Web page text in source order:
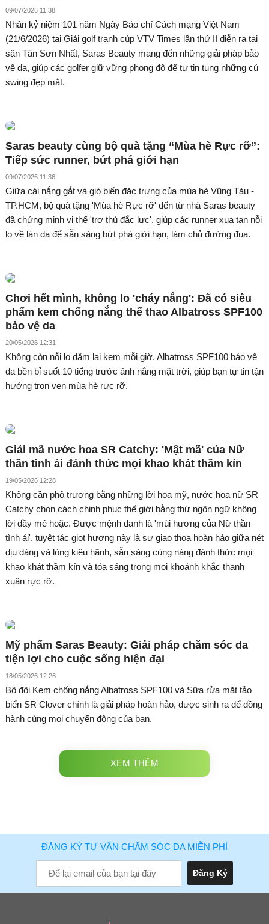
09/07/2026 11:38
Nhân kỷ niệm 101 năm Ngày Báo chí Cách mạng Việt Nam
(21/6/2026) tại Giải golf tranh cúp VTV Times lần thứ II diễn ra tại
sân Tân Sơn Nhất, Saras Beauty mang đến những giải pháp bảo
vệ da, giúp các golfer giữ vững phong độ để tự tin tung những cú
swing đẹp mắt.
Saras beauty cùng bộ quà tặng “Mùa hè Rực rỡ”:
Tiếp sức runner, bứt phá giới hạn
09/07/2026 11:36
Giữa cái nắng gắt và gió biển đặc trưng của mùa hè Vũng Tàu -
TP.HCM, bộ quà tặng 'Mùa hè Rực rỡ' đến từ nhà Saras beauty
đã chứng minh vị thế 'trợ thủ đắc lực', giúp các runner xua tan nỗi
lo về làn da để sẵn sàng bứt phá giới hạn, làm chủ đường đua.
Chơi hết mình, không lo 'cháy nắng': Đã có siêu
phẩm kem chống nắng thể thao Albatross SPF100
bảo vệ da
20/05/2026 12:31
Không còn nỗi lo dặm lại kem mỗi giờ, Albatross SPF100 bảo vệ
da bền bỉ suốt 10 tiếng trước ánh nắng mặt trời, giúp bạn tự tin tận
hưởng trọn vẹn mùa hè rực rỡ.
Giải mã nước hoa SR Catchy: 'Mật mã' của Nữ
thần tình ái đánh thức mọi khao khát thầm kín
19/05/2026 12:28
Không cần phô trương bằng những lời hoa mỹ, nước hoa nữ SR
Catchy chọn cách chinh phục thế giới bằng thứ ngôn ngữ không
lời đầy mê hoặc. Được mệnh danh là 'mùi hương của Nữ thần
tình ái', tuyệt tác giọt hương này là sự giao thoa hoàn hảo giữa nét
dịu dàng và lòng kiêu hãnh, sẵn sàng cùng nàng đánh thức mọi
khao khát thầm kín và tỏa sáng trong mọi khoảnh khắc thanh
xuân rực rỡ.
Mỹ phẩm Saras Beauty: Giải pháp chăm sóc da
tiện lợi cho cuộc sống hiện đại
18/05/2026 12:26
Bộ đôi Kem chống nắng Albatross SPF100 và Sữa rửa mặt tảo
biển SR Clover chính là giải pháp hoàn hảo, được sinh ra để đồng
hành cùng mọi chuyển động của bạn.
XEM THÊM
ĐĂNG KÝ TƯ VẤN CHĂM SÓC DA MIỄN PHÍ